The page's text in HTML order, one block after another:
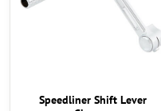
Speedliner Shift Lever